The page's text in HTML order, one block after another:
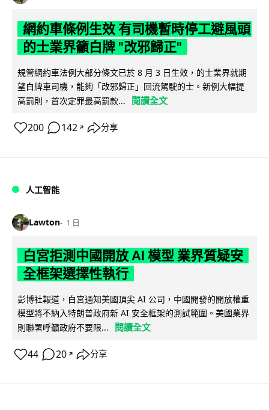
網約車條例生效 有司機暫時停工避風頭
的士業界籲白牌 "改邪歸正"
規管網約車法例大部分條文已於 8 月 3 日生效，的士業界就期
望白牌車司機，能夠「改邪歸正」回流駕駛的士。新例大幅提
高罰則，首次定罪最高罰款...
閱讀全文
200 142 ↗ 分享
人工智能
Lawton 1 日
白宮拒測中國開放 AI 模型 業界質疑安
全框架選擇性執行
彭博社報道，白宮通知美國頂尖 AI 公司，中國開發的開放權重
模型將不納入特朗普政府新 AI 安全框架的測試範圍。美國業界
則聯署呼籲政府不要限...
閱讀全文
44 20 ↗ 分享